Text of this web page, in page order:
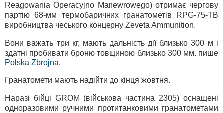
Reagowania Operacyjno Manewrowego) отримає чергову
партію 68-мм термобаричних гранатометів RPG-75-TB
виробництва чеського концерну Zeveta Ammunition.
Вони важать три кг, мають дальність дії близько 300 м і
здатні пробивати броню товщиною близько 300 мм, пише
Polska Zbrojna.
Гранатомети мають надійти до кінця жовтня.
Наразі бійці GROM (військова частина 2305) оснащені
одноразовими ручними протитанковими гранатометами